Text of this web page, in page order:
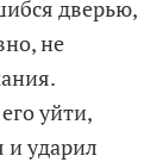
дверью,
не
уйти,
ударил